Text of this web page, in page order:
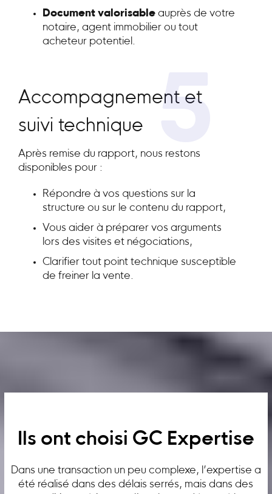
Document valorisable auprès de votre
notaire, agent immobilier ou tout
acheteur potentiel.
5
Accompagnement et
suivi technique
Après remise du rapport, nous restons
disponibles pour :
Répondre à vos questions sur la
structure ou sur le contenu du rapport,
Vous aider à préparer vos arguments
lors des visites et négociations,
Clarifier tout point technique susceptible
de freiner la vente.
Ils ont choisi GC Expertise
Dans une transaction un peu complexe, l’expertise a
été réalisé dans des délais serrés, mais dans des